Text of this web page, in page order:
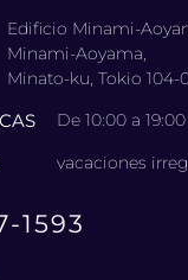
Edificio Minami-
Minami-Aoyama,
Minato-ku, Tokio 104-
De 10:00 a 19:00
vacaciones
1593